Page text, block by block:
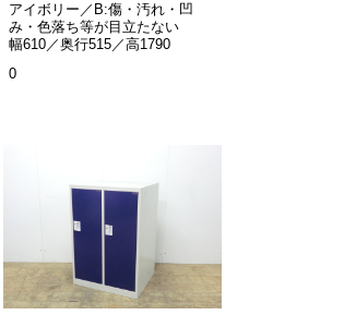
アイボリー／B:傷・汚れ・凹
み・色落ち等が目立たない
幅610／奥行515／高1790
0